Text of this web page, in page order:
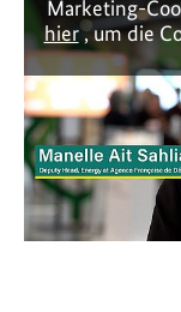
Marketing-
hier, um die